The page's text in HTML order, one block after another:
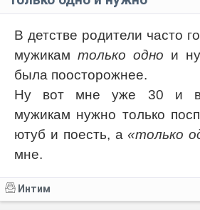
В детстве родители часто
мужикам только одно и
была поосторожнее.
Ну вот мне уже 30 и
мужикам нужно только
ютуб и поесть, а«только
мне.
Интим